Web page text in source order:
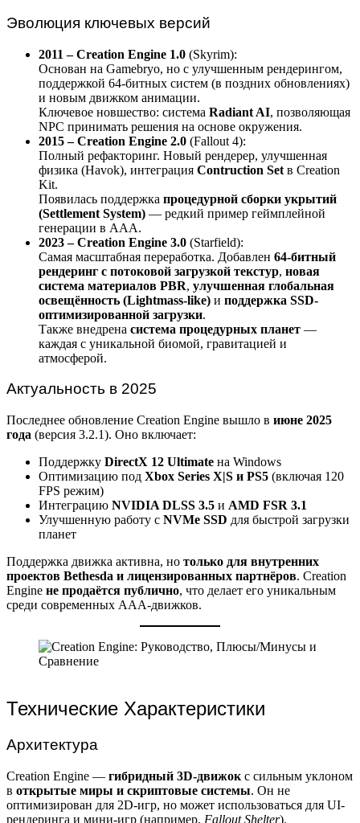
Эволюция ключевых версий
2011 – Creation Engine 1.0 (Skyrim):
Основан на Gamebryo, но с улучшенным рендерингом,
поддержкой 64-битных систем (в поздних обновлениях)
и новым движком анимации.
Ключевое новшество: система Radiant AI, позволяющая
NPC принимать решения на основе окружения.
2015 – Creation Engine 2.0 (Fallout 4):
Полный рефакторинг. Новый рендерер, улучшенная
физика (Havok), интеграция Contruction Set в Creation
Kit.
Появилась поддержка процедурной сборки укрытий
(Settlement System) — редкий пример геймплейной
генерации в AAA.
2023 – Creation Engine 3.0 (Starfield):
Самая масштабная переработка. Добавлен 64-битный
рендеринг с потоковой загрузкой текстур, новая
система материалов PBR, улучшенная глобальная
освещённость (Lightmass-like) и поддержка SSD-
оптимизированной загрузки.
Также внедрена система процедурных планет —
каждая с уникальной биомой, гравитацией и
атмосферой.
Актуальность в 2025
Последнее обновление Creation Engine вышло в июне 2025
года (версия 3.2.1). Оно включает:
Поддержку DirectX 12 Ultimate на Windows
Оптимизацию под Xbox Series X|S и PS5 (включая 120
FPS режим)
Интеграцию NVIDIA DLSS 3.5 и AMD FSR 3.1
Улучшенную работу с NVMe SSD для быстрой загрузки
планет
Поддержка движка активна, но только для внутренних
проектов Bethesda и лицензированных партнёров. Creation
Engine не продаётся публично, что делает его уникальным
среди современных AAA-движков.
Технические Характеристики
Архитектура
Creation Engine — гибридный 3D-движок с сильным уклоном
в открытые миры и скриптовые системы. Он не
оптимизирован для 2D-игр, но может использоваться для UI-
рендеринга и мини-игр (например, Fallout Shelter).